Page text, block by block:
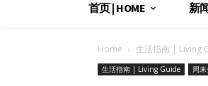
首页 | HOME 新
Home 生活指南 | Living
生活指南 | Living Guide 周